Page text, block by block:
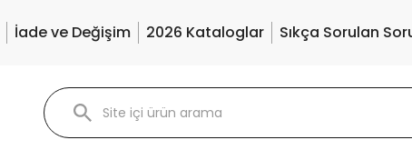
İade ve Değişim 2026 Kataloglar Sıkça Sorulan